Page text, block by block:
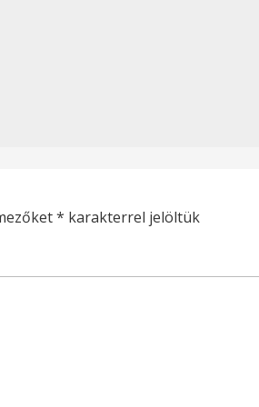
* karakterrel jelöltük